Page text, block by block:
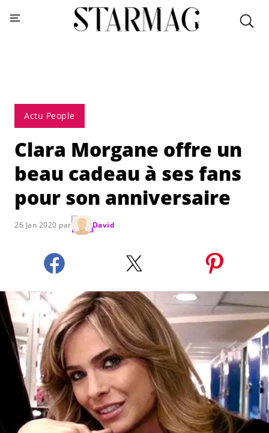
Actu People
Clara Morgane offre un
beau cadeau à ses fans
pour son anniversaire
26 Jan 2020 par David